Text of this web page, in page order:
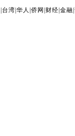
台湾 |华人 |侨网 财经 |金融 |